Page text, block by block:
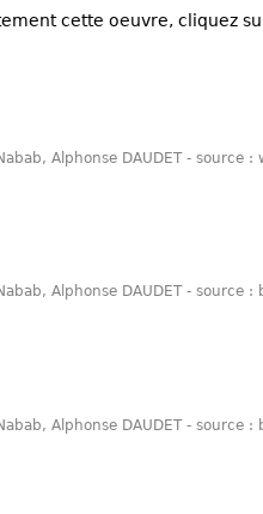
cette oeuvre, cliquez
Alphonse DAUDET - source
Alphonse DAUDET - source
Alphonse DAUDET - source